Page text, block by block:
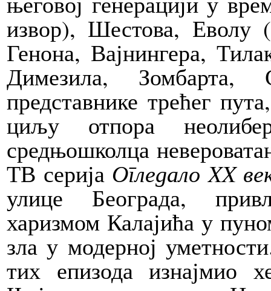
извор), Шестова, Еволу
Генона, Вајнингера,
Димезила, Зомбарта,
представнике трећег
циљу отпора
средњошколца
ТВ серија Огледало XX
улице Београда,
харизмом Калајића у
зла у модерној
тих епизода изнајмио